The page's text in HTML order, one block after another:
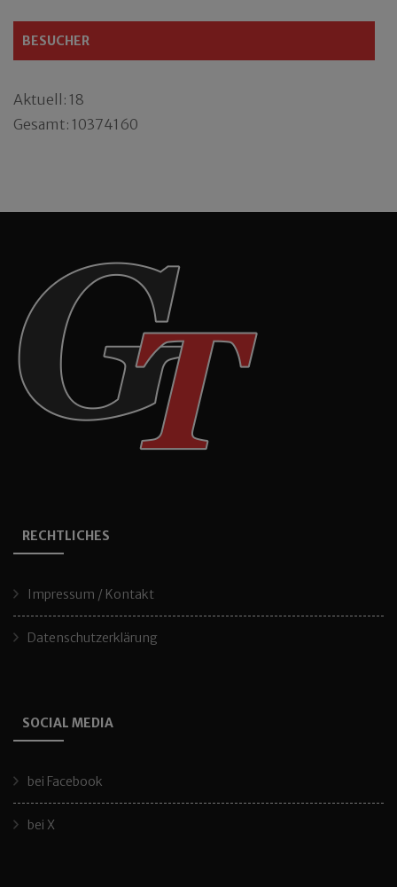
BESUCHER
Aktuell: 18
Gesamt: 10374160
RECHTLICHES
Impressum / Kontakt
Datenschutzerklärung
SOCIAL MEDIA
bei Facebook
bei X